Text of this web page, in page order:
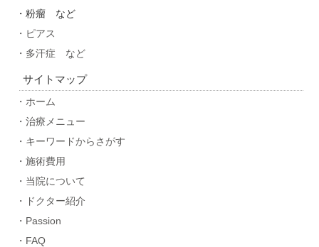
・粉瘤 など
・ピアス
・多汗症 など
サイトマップ
・ホーム
・治療メニュー
・キーワードからさがす
・施術費用
・当院について
・ドクター紹介
・Passion
・FAQ